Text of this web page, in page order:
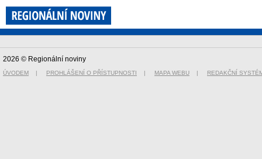
2026 © Regionální noviny
ÚVODEM | PROHLÁŠENÍ O PŘÍSTUPNOSTI | MAPA WEBU | REDAKČNÍ